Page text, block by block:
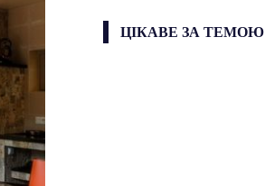
ЦІКАВЕ ЗА ТЕМОЮ